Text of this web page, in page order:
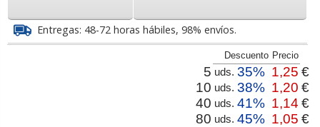
Entregas: 48-72 horas hábiles, 98% envíos.
Descuento Precio
5 uds. 35% 1,25 €
10 uds. 38% 1,20 €
40 uds. 41% 1,14 €
80 uds. 45% 1,05 €